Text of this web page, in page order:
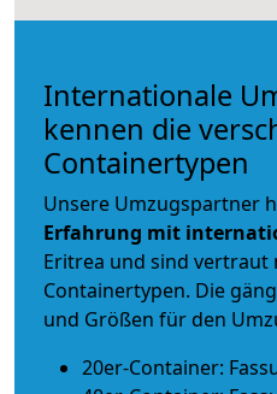
Internationale
kennen die
Containertypen
Unsere Umzugspartner
Erfahrung mit
Eritrea und sind vertraut
Containertypen. Die
und Größen für den
20er-Container: